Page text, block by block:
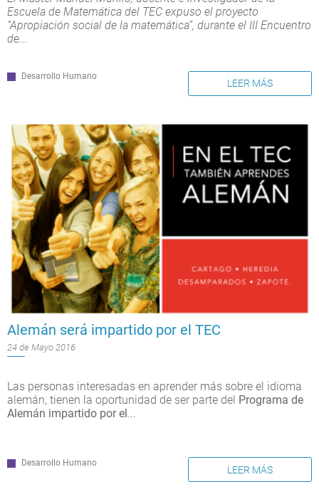
Escuela de Matemática del TEC expuso el proyecto
“Apropiación social de la matemática”, durante el III Encuentro
de...
Desarrollo Humano
LEER MÁS
Alemán será impartido por el TEC
24 de Mayo 2016
Las personas interesadas en aprender más sobre el idioma
alemán, tienen la oportunidad de ser parte del Programa de
Alemán impartido por el ...
Desarrollo Humano
LEER MÁS